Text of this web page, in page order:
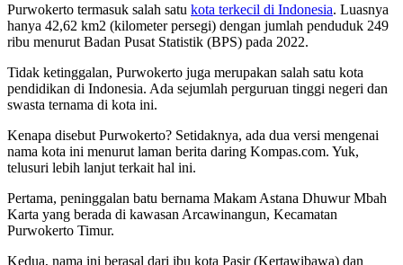
Purwokerto termasuk salah satu kota terkecil di Indonesia. Luasnya
hanya 42,62 km2 (kilometer persegi) dengan jumlah penduduk 249
ribu menurut Badan Pusat Statistik (BPS) pada 2022.
Tidak ketinggalan, Purwokerto juga merupakan salah satu kota
pendidikan di Indonesia. Ada sejumlah perguruan tinggi negeri dan
swasta ternama di kota ini.
Kenapa disebut Purwokerto? Setidaknya, ada dua versi mengenai
nama kota ini menurut laman berita daring Kompas.com. Yuk,
telusuri lebih lanjut terkait hal ini.
Pertama, peninggalan batu bernama Makam Astana Dhuwur Mbah
Karta yang berada di kawasan Arcawinangun, Kecamatan
Purwokerto Timur.
Kedua, nama ini berasal dari ibu kota Pasir (Kertawibawa) dan